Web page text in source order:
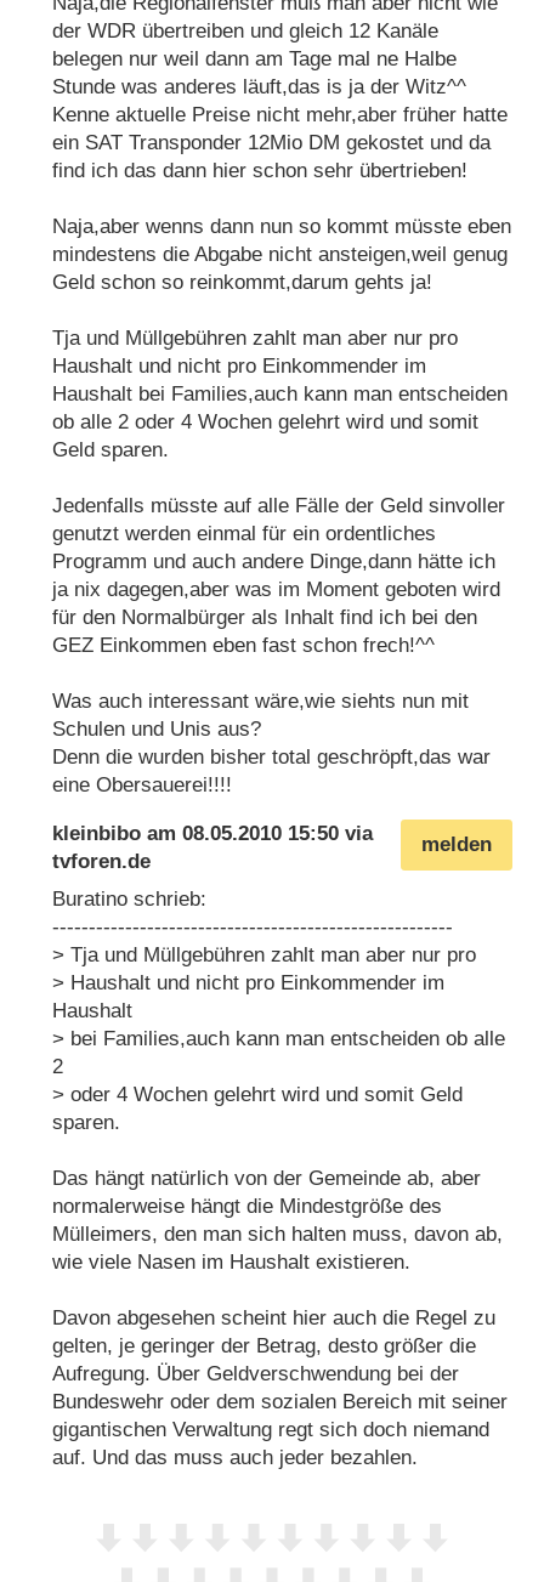
der WDR übertreiben und gleich 12 Kanäle
belegen nur weil dann am Tage mal ne Halbe
Stunde was anderes läuft,das is ja der Witz^^
Kenne aktuelle Preise nicht mehr,aber früher hatte
ein SAT Transponder 12Mio DM gekostet und da
find ich das dann hier schon sehr übertrieben!
Naja,aber wenns dann nun so kommt müsste eben
mindestens die Abgabe nicht ansteigen,weil genug
Geld schon so reinkommt,darum gehts ja!
Tja und Müllgebühren zahlt man aber nur pro
Haushalt und nicht pro Einkommender im
Haushalt bei Families,auch kann man entscheiden
ob alle 2 oder 4 Wochen gelehrt wird und somit
Geld sparen.
Jedenfalls müsste auf alle Fälle der Geld sinvoller
genutzt werden einmal für ein ordentliches
Programm und auch andere Dinge,dann hätte ich
ja nix dagegen,aber was im Moment geboten wird
für den Normalbürger als Inhalt find ich bei den
GEZ Einkommen eben fast schon frech!^^
Was auch interessant wäre,wie siehts nun mit
Schulen und Unis aus?
Denn die wurden bisher total geschröpft,das war
eine Obersauerei!!!!
melden
kleinbibo am08.05.2010 15:50 via
tvforen.de
Buratino schrieb:
-------------------------------------------------------
> Tja und Müllgebühren zahlt man aber nur pro
> Haushalt und nicht pro Einkommender im
Haushalt
> bei Families,auch kann man entscheiden ob alle
2
> oder 4 Wochen gelehrt wird und somit Geld
sparen.
Das hängt natürlich von der Gemeinde ab, aber
normalerweise hängt die Mindestgröße des
Mülleimers, den man sich halten muss, davon ab,
wie viele Nasen im Haushalt existieren.
Davon abgesehen scheint hier auch die Regel zu
gelten, je geringer der Betrag, desto größer die
Aufregung. Über Geldverschwendung bei der
Bundeswehr oder dem sozialen Bereich mit seiner
gigantischen Verwaltung regt sich doch niemand
auf. Und das muss auch jeder bezahlen.